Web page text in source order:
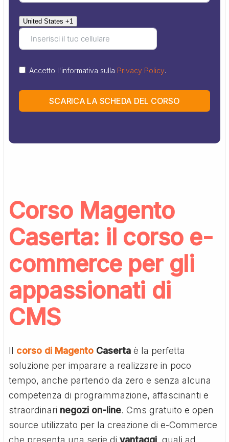
United States +1
Accetto l'informativa sulla Privacy Policy.
SCARICA LA SCHEDA DEL CORSO
Corso Magento
Caserta: il corso e-
commerce per gli
appassionati di
CMS
Il corso di Magento Caserta è la perfetta
soluzione per imparare a realizzare in poco
tempo, anche partendo da zero e senza alcuna
competenza di programmazione, affascinanti e
straordinari negozi on-line. Cms gratuito e open
source utilizzato per la creazione di e-Commerce
che presenta una serie divantaggi, quali ad